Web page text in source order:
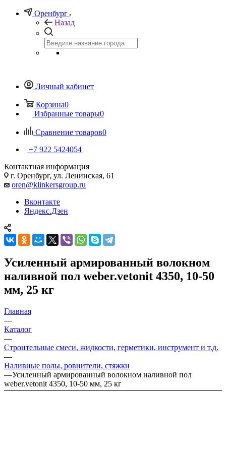
Оренбург
Назад
Личный кабинет
Корзина0
Избранные товары0
Сравнение товаров0
+7 922 5424054
Контактная информация
г. Оренбург, ул. Ленинская, 61
oren@klinkersgroup.ru
Вконтакте
Яндекс.Дзен
Усиленный армированный волокном
наливной пол weber.vetonit 4350, 10-50
мм, 25 кг
Главная
—
Каталог
—
Строительные смеси, жидкости, герметики, инструмент и т.д.
—
Наливные полы, ровнители, стяжки
—Усиленный армированный волокном наливной пол
weber.vetonit 4350, 10-50 мм, 25 кг